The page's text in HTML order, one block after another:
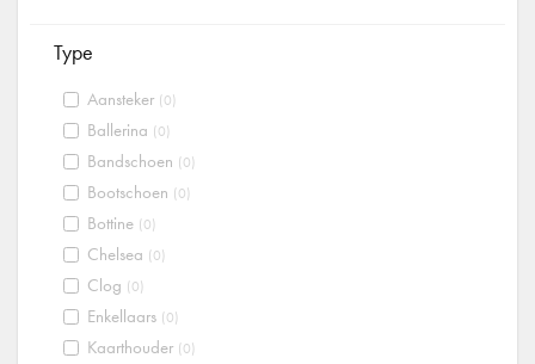
Type
Aansteker (0)
Ballerina (0)
Bandschoen (0)
Bootschoen (0)
Bottine (0)
Chelsea (0)
Clog (0)
Enkellaars (0)
Kaarthouder (0)